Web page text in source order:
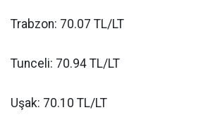
Trabzon: 70.07 TL/LT
Tunceli: 70.94 TL/LT
Uşak: 70.10 TL/LT